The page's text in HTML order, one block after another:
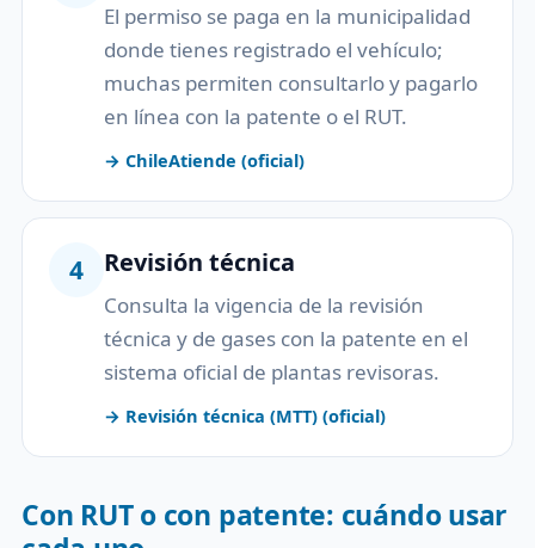
El permiso se paga en la municipalidad
donde tienes registrado el vehículo;
muchas permiten consultarlo y pagarlo
en línea con la patente o el RUT.
→ ChileAtiende (oficial)
4 Revisión técnica
Consulta la vigencia de la revisión
técnica y de gases con la patente en el
sistema oficial de plantas revisoras.
→ Revisión técnica (MTT) (oficial)
Con RUT o con patente: cuándo usar